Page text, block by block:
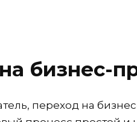
бизнес-
переход на